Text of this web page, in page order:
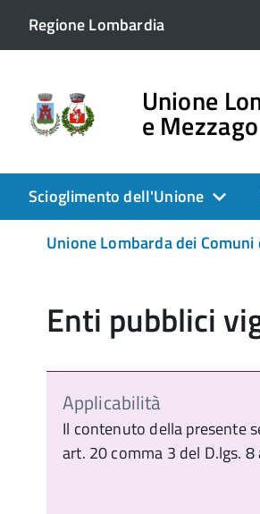
Regione Lombardia
Unione
e Mezzago
Scioglimento dell'Unione
Unione Lombarda dei
Enti pubblici
Applicabilità
Il contenuto della presente
art. 20 comma 3 del D.lgs.